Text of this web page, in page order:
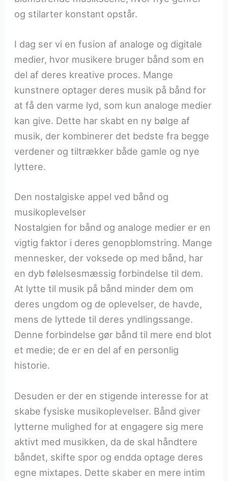
og stilarter konstant opstår.
I dag ser vi en fusion af analoge og digitale
medier, hvor musikere bruger bånd som en
del af deres kreative proces. Mange
kunstnere optager deres musik på bånd for
at få den varme lyd, som kun analoge medier
kan give. Dette har skabt en ny bølge af
musik, der kombinerer det bedste fra begge
verdener og tiltrækker både gamle og nye
lyttere.
Den nostalgiske appel ved bånd og
musikoplevelser
Nostalgien for bånd og analoge medier er en
vigtig faktor i deres genopblomstring. Mange
mennesker, der voksede op med bånd, har
en dyb følelsesmæssig forbindelse til dem.
At lytte til musik på bånd minder dem om
deres ungdom og de oplevelser, de havde,
mens de lyttede til deres yndlingssange.
Denne forbindelse gør bånd til mere end blot
et medie; de er en del af en personlig
historie.
Desuden er der en stigende interesse for at
skabe fysiske musikoplevelser. Bånd giver
lytterne mulighed for at engagere sig mere
aktivt med musikken, da de skal håndtere
båndet, skifte spor og endda optage deres
egne mixtapes. Dette skaber en mere intim